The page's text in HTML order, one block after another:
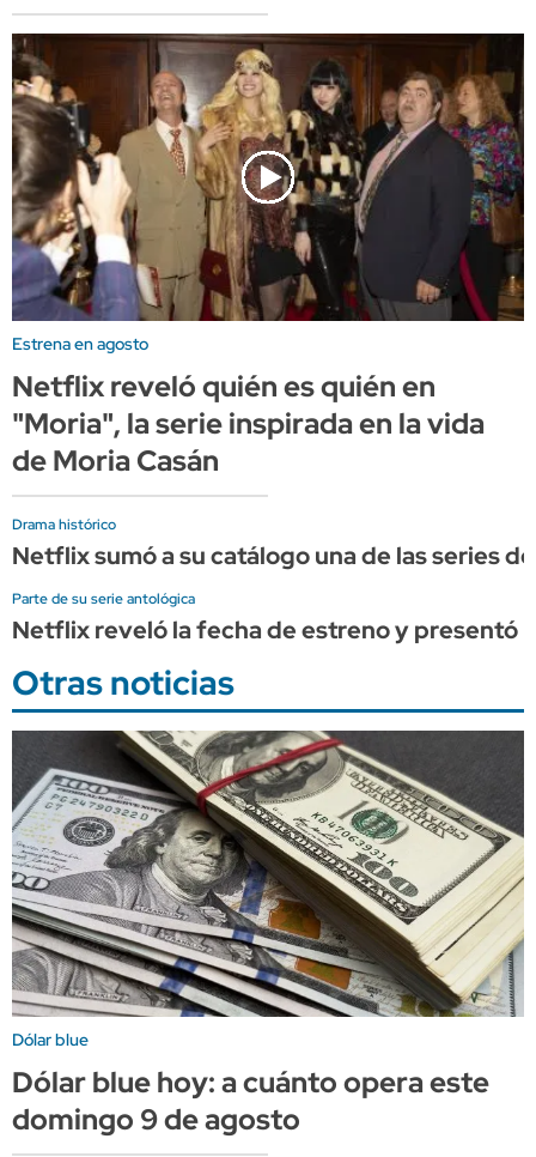
Estrena en agosto
Netflix reveló quién es quién en
"Moria", la serie inspirada en la vida
de Moria Casán
Drama histórico
Netflix sumó a su catálogo una de las series
Parte de su serie antológica
Netflix reveló la fecha de estreno y presentó
Otras noticias
Dólar blue
Dólar blue hoy: a cuánto opera este
domingo 9 de agosto